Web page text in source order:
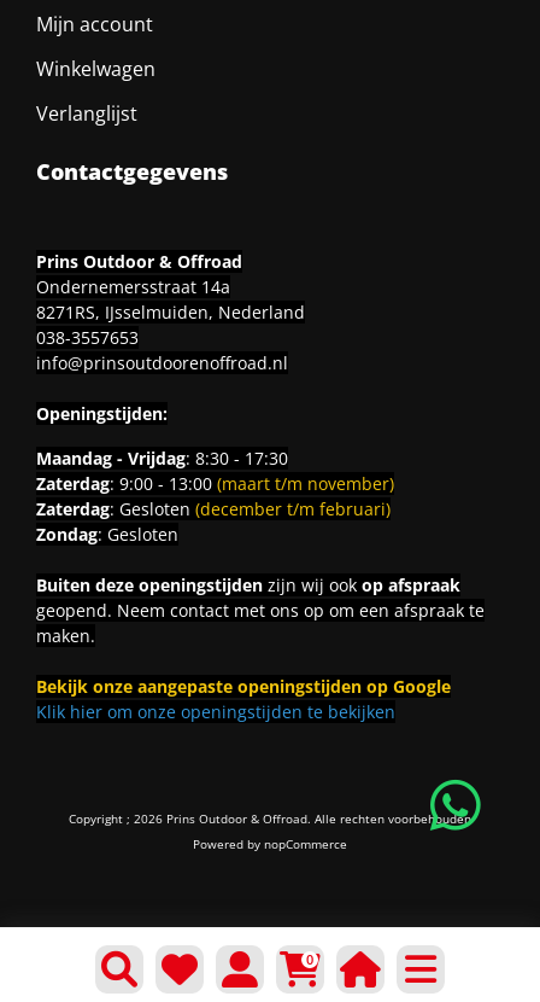
0
Mijn account
Winkelwagen
Verlanglijst
Contactgegevens
Prins Outdoor & Offroad
Ondernemersstraat 14a
8271RS, IJsselmuiden, Nederland
038-3557653
info@prinsoutdoorenoffroad.nl
Openingstijden:
Maandag - Vrijdag: 8:30 - 17:30
Zaterdag: 9:00 - 13:00 (maart t/m november)
Zaterdag: Gesloten (december t/m februari)
Zondag: Gesloten
Buiten deze openingstijdenzijn wij ook op afspraak
geopend. Neem contact met ons op om een afspraak te
maken.
Bekijk onze aangepaste openingstijden op Google
Klik hier om onze openingstijden te bekijken
Copyright ; 2026 Prins Outdoor & Offroad. Alle rechten voorbehouden
Powered by nopCommerce